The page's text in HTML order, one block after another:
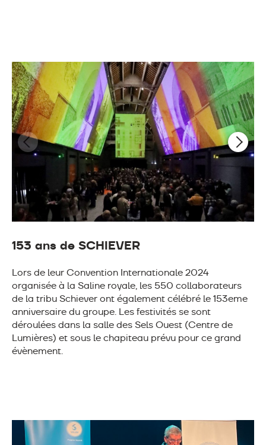
153 ans de SCHIEVER
Lors de leur Convention Internationale 2024
organisée à la Saline royale, les 550 collaborateurs
de la tribu Schiever ont également célébré le 153eme
anniversaire du groupe. Les festivités se sont
déroulées dans la salle des Sels Ouest (Centre de
Lumières) et sous le chapiteau prévu pour ce grand
évènement.